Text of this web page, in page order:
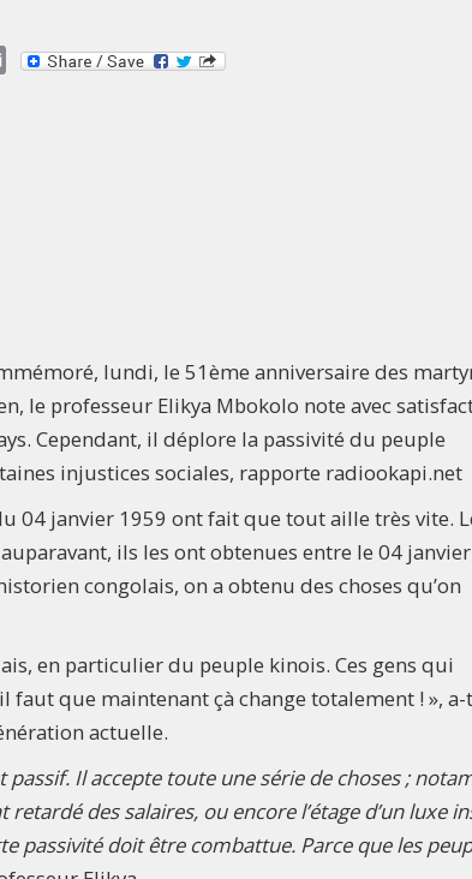
Email
lundi, le 51ème anniversaire des
le professeur Elikya Mbokolo note avec
Cependant, il déplore la passivité du peuple
injustices sociales, rapporte radiookapi.net
04 janvier 1959 ont fait que tout aille très vite.
ils les ont obtenues entre le 04
congolais, on a obtenu des choses qu’on
en particulier du peuple kinois. Ces gens qui
faut que maintenant çà change totalement ! »,
actuelle.
passif. Il accepte toute une série de choses ;
des salaires, ou encore l’étage d’un luxe
passivité doit être combattue. Parce que les